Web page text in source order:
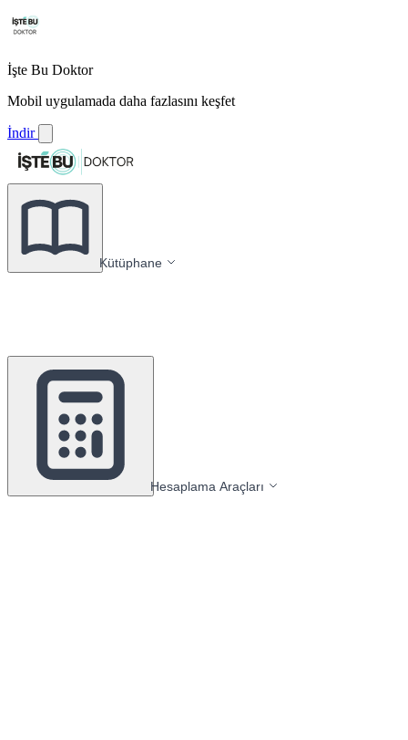
İşte Bu Doktor
Mobil uygulamada daha fazlasını keşfet
İndir
Kütüphane
Hesaplama Araçları